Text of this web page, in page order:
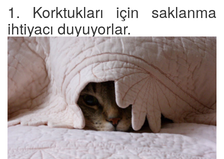
1. Korktukları için saklanma
ihtiyacı duyuyorlar.